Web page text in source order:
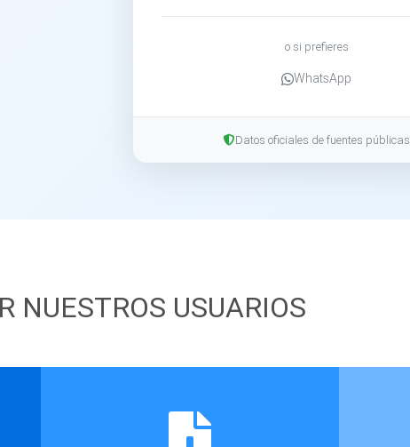
o si prefieres
WhatsApp
Datos oficiales de fuentes públicas
NUESTROS USUARIOS